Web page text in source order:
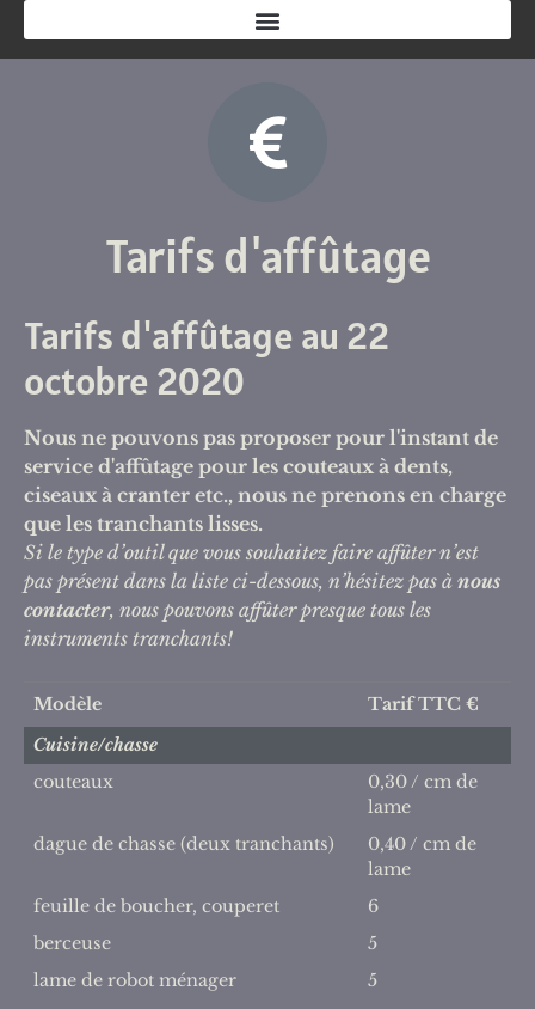
Tarifs d'affûtage
Tarifs d'affûtage au 22
octobre 2020
Nous ne pouvons pas proposer pour l'instant de
service d'affûtage pour les couteaux à dents,
ciseaux à cranter etc., nous ne prenons en charge
que les tranchants lisses.
Si le type d’outil que vous souhaitez faire affûter n’est
pas présent dans la liste ci-dessous, n’hésitez pas à nous
contacter, nous pouvons affûter presque tous les
instruments tranchants!
Modèle
Tarif TTC €
Cuisine/chasse
couteaux
0,30 / cm de
lame
dague de chasse (deux tranchants)
0,40 / cm de
lame
feuille de boucher, couperet
6
berceuse
5
lame de robot ménager
5